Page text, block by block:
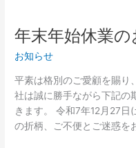
年末年始休業
お知らせ
平素は格別のご愛顧を賜り
社は誠に勝手ながら下記の
きます。 令和7年12月27
の折柄、ご不便とご迷惑を
年
年
始
休
業
の